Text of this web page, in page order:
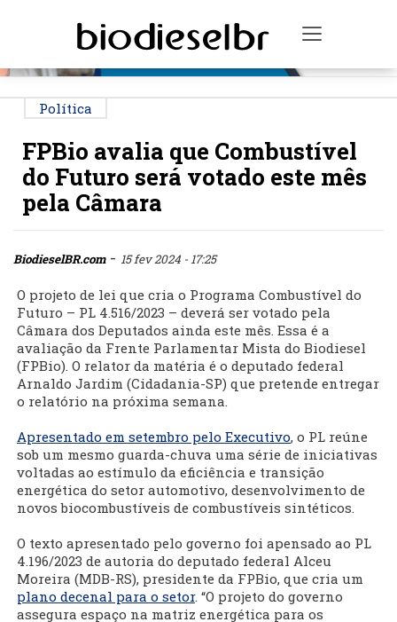
Toggle
Política
FPBio avalia que Combustível
do Futuro será votado este mês
pela Câmara
BiodieselBR.com- 15 fev 2024 - 17:25
O projeto de lei que cria o Programa Combustível do
Futuro – PL 4.516/2023 – deverá ser votado pela
Câmara dos Deputados ainda este mês. Essa é a
avaliação da Frente Parlamentar Mista do Biodiesel
(FPBio). O relator da matéria é o deputado federal
Arnaldo Jardim (Cidadania-SP) que pretende entregar
o relatório na próxima semana.
Apresentado em setembro pelo Executivo, o PL reúne
sob um mesmo guarda-chuva uma série de iniciativas
voltadas ao estímulo da eficiência e transição
energética do setor automotivo, desenvolvimento de
novos biocombustíveis de combustíveis sintéticos.
O texto apresentado pelo governo foi apensado ao PL
4.196/2023 de autoria do deputado federal Alceu
Moreira (MDB-RS), presidente da FPBio, que cria um
plano decenal para o setor. “O projeto do governo
assegura espaço na matriz energética para os